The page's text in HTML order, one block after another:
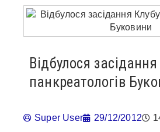
Відбулося
панкреатологів
Super User 29/12/2012